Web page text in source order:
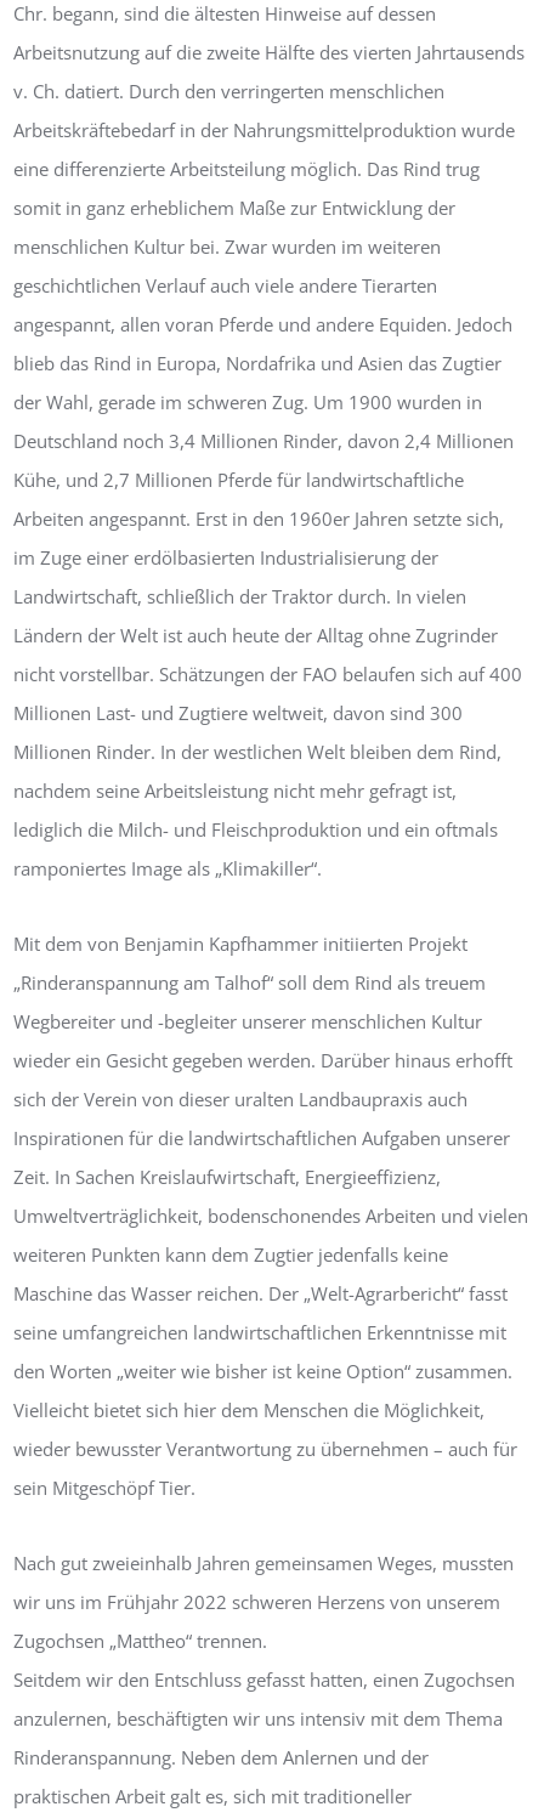
Chr. begann, sind die ältesten Hinweise auf dessen
Arbeitsnutzung auf die zweite Hälfte des vierten Jahrtausends
v. Ch. datiert. Durch den verringerten menschlichen
Arbeitskräftebedarf in der Nahrungsmittelproduktion wurde
eine differenzierte Arbeitsteilung möglich. Das Rind trug
somit in ganz erheblichem Maße zur Entwicklung der
menschlichen Kultur bei. Zwar wurden im weiteren
geschichtlichen Verlauf auch viele andere Tierarten
angespannt, allen voran Pferde und andere Equiden. Jedoch
blieb das Rind in Europa, Nordafrika und Asien das Zugtier
der Wahl, gerade im schweren Zug. Um 1900 wurden in
Deutschland noch 3,4 Millionen Rinder, davon 2,4 Millionen
Kühe, und 2,7 Millionen Pferde für landwirtschaftliche
Arbeiten angespannt. Erst in den 1960er Jahren setzte sich,
im Zuge einer erdölbasierten Industrialisierung der
Landwirtschaft, schließlich der Traktor durch. In vielen
Ländern der Welt ist auch heute der Alltag ohne Zugrinder
nicht vorstellbar. Schätzungen der FAO belaufen sich auf 400
Millionen Last- und Zugtiere weltweit, davon sind 300
Millionen Rinder. In der westlichen Welt bleiben dem Rind,
nachdem seine Arbeitsleistung nicht mehr gefragt ist,
lediglich die Milch- und Fleischproduktion und ein oftmals
ramponiertes Image als „Klimakiller“.
Mit dem von Benjamin Kapfhammer initiierten Projekt
„Rinderanspannung am Talhof“ soll dem Rind als treuem
Wegbereiter und -begleiter unserer menschlichen Kultur
wieder ein Gesicht gegeben werden. Darüber hinaus erhofft
sich der Verein von dieser uralten Landbaupraxis auch
Inspirationen für die landwirtschaftlichen Aufgaben unserer
Zeit. In Sachen Kreislaufwirtschaft, Energieeffizienz,
Umweltverträglichkeit, bodenschonendes Arbeiten und vielen
weiteren Punkten kann dem Zugtier jedenfalls keine
Maschine das Wasser reichen. Der „Welt-Agrarbericht“ fasst
seine umfangreichen landwirtschaftlichen Erkenntnisse mit
den Worten „weiter wie bisher ist keine Option“ zusammen.
Vielleicht bietet sich hier dem Menschen die Möglichkeit,
wieder bewusster Verantwortung zu übernehmen – auch für
sein Mitgeschöpf Tier.
Nach gut zweieinhalb Jahren gemeinsamen Weges, mussten
wir uns im Frühjahr 2022 schweren Herzens von unserem
Zugochsen „Mattheo“ trennen.
Seitdem wir den Entschluss gefasst hatten, einen Zugochsen
anzulernen, beschäftigten wir uns intensiv mit dem Thema
Rinderanspannung. Neben dem Anlernen und der
praktischen Arbeit galt es, sich mit traditioneller